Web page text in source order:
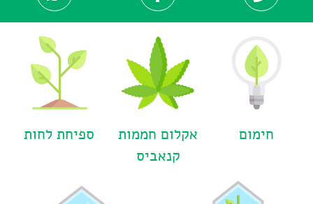
חימום
אקלום חממות
קנאביס​
ספיחת לחות